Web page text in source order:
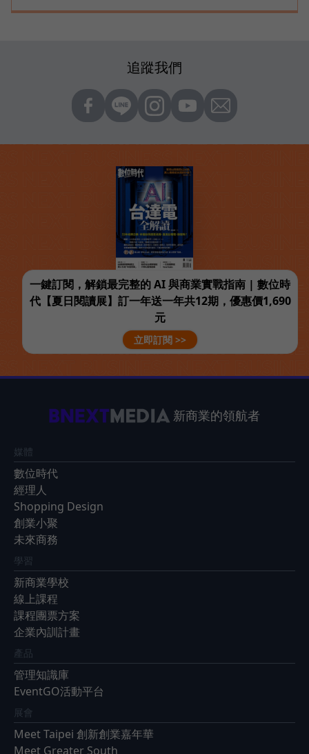
追蹤我們
一鍵訂閱，解鎖最完整的 AI 與商業實戰指南 | 數位時
代【夏日閱讀展】訂一年送一年共12期，優惠價1,690
元
立即訂閱 >>
新商業的領航者
媒體
數位時代
經理人
Shopping Design
創業小聚
未來商務
學習
新商業學校
線上課程
課程團票方案
企業內訓計畫
產品
管理知識庫
EventGO活動平台
展會
Meet Taipei 創新創業嘉年華
Meet Greater South